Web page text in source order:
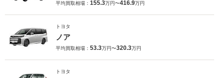
平均買取相場： 155.3万円〜416.9万円
トヨタ
ノア
平均買取相場： 53.3万円〜320.3万円
トヨタ